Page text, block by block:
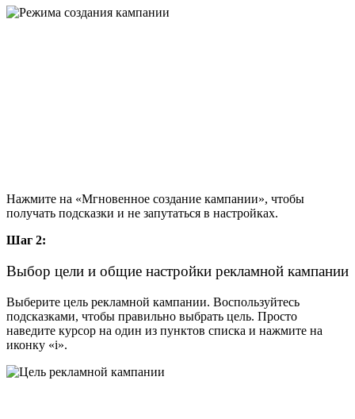
Нажмите на «Мгновенное создание кампании», чтобы
получать подсказки и не запутаться в настройках.
Шаг 2:
Выбор цели и общие настройки рекламной кампании
Выберите цель рекламной кампании. Воспользуйтесь
подсказками, чтобы правильно выбрать цель. Просто
наведите курсор на один из пунктов списка и нажмите на
иконку «i».